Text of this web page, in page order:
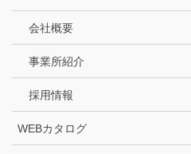
会社概要
事業所紹介
採用情報
WEBカタログ